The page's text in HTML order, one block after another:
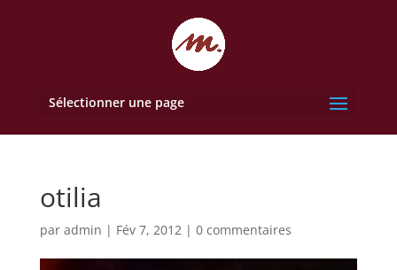
Sélectionner une page
otilia
par admin | Fév 7, 2012| 0 commentaires